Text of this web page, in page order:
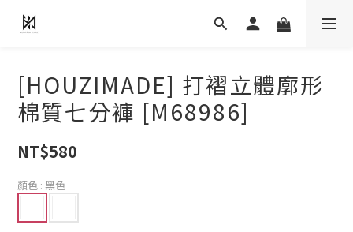
[HOUZIMADE] 打褶立體廓形
棉質七分褲 [M68986]
NT$580
顏色 : 黑色